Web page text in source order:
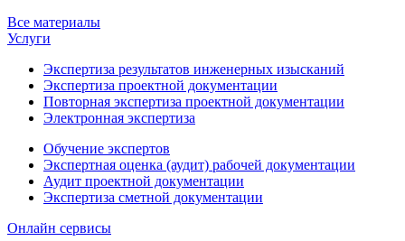
Все материалы
Услуги
Экспертиза результатов инженерных изысканий
Экспертиза проектной документации
Повторная экспертиза проектной документации
Электронная экспертиза
Обучение экспертов
Экспертная оценка (аудит) рабочей документации
Аудит проектной документации
Экспертиза сметной документации
Онлайн сервисы